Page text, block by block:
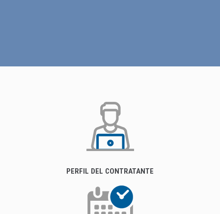
PERFIL DEL CONTRATANTE